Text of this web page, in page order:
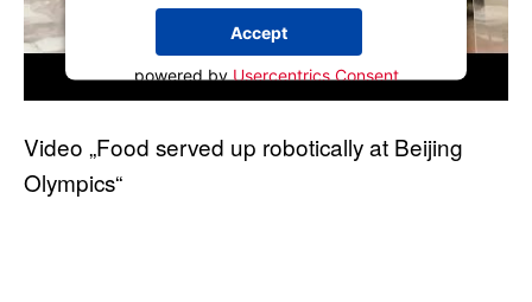
Accept
powered byUsercentrics Consent
Management Platform
Video „Food served up robotically at Beijing
Olympics“